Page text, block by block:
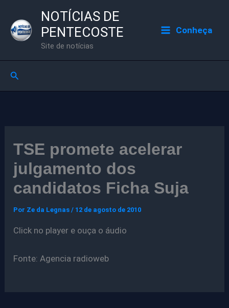
para
NOTÍCIAS DE
PENTECOSTE
Site de notícias
Conheça
Pesquisar
TSE promete acelerar
julgamento dos
candidatos Ficha Suja
Por Ze da Legnas/ 12 de agosto de 2010
Click no player e ouça o áudio
Fonte: Agencia radioweb